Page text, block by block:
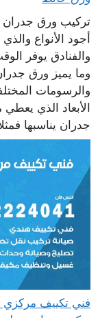
تركيب ورق جدران
أجود الأنواع
والفنادق يوفر
وما يميز ورق
والرسومات
الأبعاد الذي
جدران يناسبها